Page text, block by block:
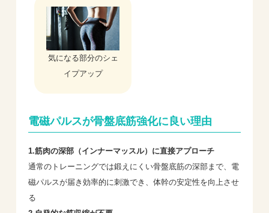
気になる部分のシェ
イプアップ
電磁パルスが骨盤底筋強化に良い理由
1.筋肉の深部（インナーマッスル）に直接アプローチ
通常のトレーニングでは鍛えにくい骨盤底筋の深部まで、電
磁パルスが届き効率的に刺激でき、体幹の安定性を向上させ
る